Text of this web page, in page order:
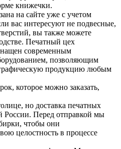
книжечки.
на сайте уже с учетом
вас интересуют не подвесные,
вы также можете
Печатный цех
современным
позволяющим
продукцию любым
которое можно заказать,
но доставка печатных
России. Перед отправкой мы
чтобы они
целостность в процессе